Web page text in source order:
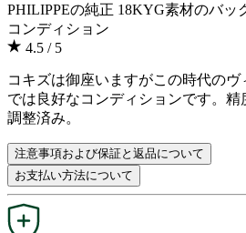
PHILIPPEの純正 18KYG素材のバッ
コンディション
4.5 / 5
コキズは御座いますがこの時代の
では良好なコンディションです。精
調整済み。
注意事項および保証と返品について
お支払い方法について